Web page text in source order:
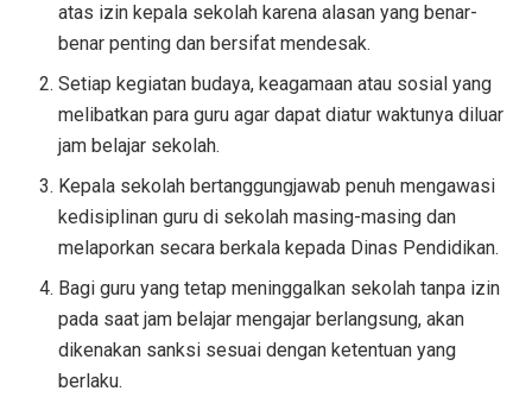
atas izin kepala sekolah karena alasan yang benar-
benar penting dan bersifat mendesak.
Setiap kegiatan budaya, keagamaan atau sosial yang
melibatkan para guru agar dapat diatur waktunya diluar
jam belajar sekolah.
Kepala sekolah bertanggungjawab penuh mengawasi
kedisiplinan guru di sekolah masing-masing dan
melaporkan secara berkala kepada Dinas Pendidikan.
Bagi guru yang tetap meninggalkan sekolah tanpa izin
pada saat jam belajar mengajar berlangsung, akan
dikenakan sanksi sesuai dengan ketentuan yang
berlaku.